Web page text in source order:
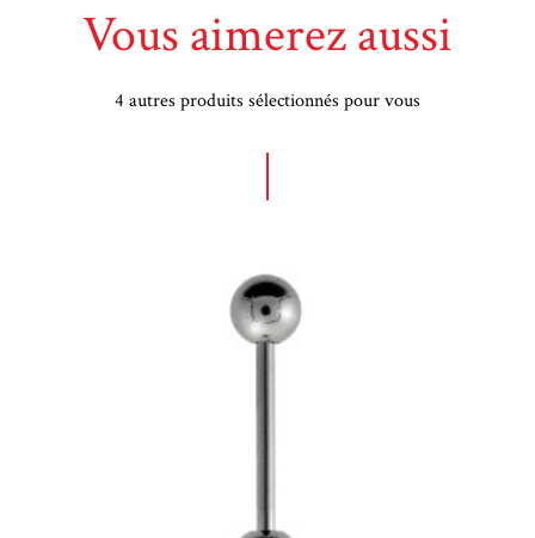
Vous aimerez aussi
4 autres produits sélectionnés pour vous